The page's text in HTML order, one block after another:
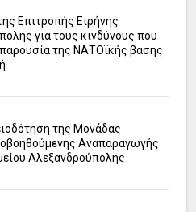
Επιτροπής Ειρήνης
για τους κινδύνους που
παρουσία της ΝΑΤΟϊκής βάσης
της Μονάδας
Αναπαραγωγής
Αλεξανδρούπολης